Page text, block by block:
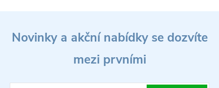
Novinky a akční nabídky se dozvíte
mezi prvními